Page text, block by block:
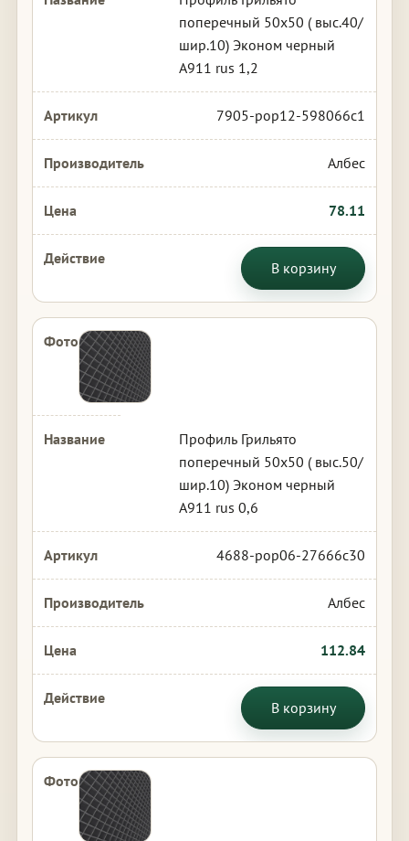
поперечный 50х50 ( выс.40/
шир.10) Эконом черный
А911 rus 1,2
7905-pop12-598066c1
Албес
78.11
В корзину
Профиль Грильято
поперечный 50х50 ( выс.50/
шир.10) Эконом черный
А911 rus 0,6
4688-pop06-27666c30
Албес
112.84
В корзину